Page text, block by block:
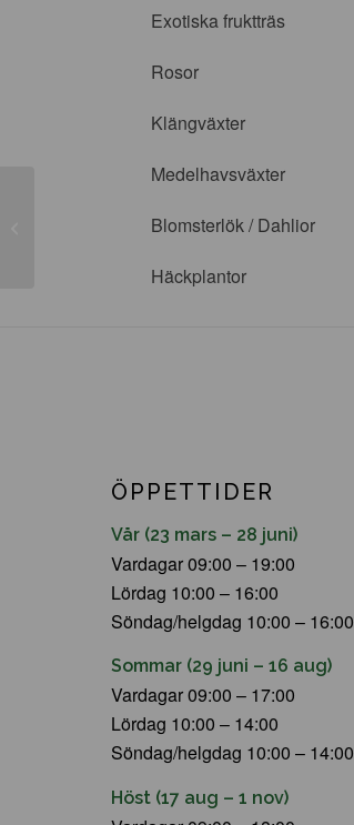
Exotiska fruktträs
Rosor
Klängväxter
Medelhavsväxter
Blomsterlök / Dahlior
Häckplantor
ÖPPETTIDER
Vår (23 mars – 28 juni)
Vardagar 09:00 – 19:00
Lördag 10:00 – 16:00
Söndag/helgdag 10:00 – 16:00
Sommar (29 juni – 16 aug)
Vardagar 09:00 – 17:00
Lördag 10:00 – 14:00
Söndag/helgdag 10:00 – 14:00
Höst (17 aug – 1 nov)